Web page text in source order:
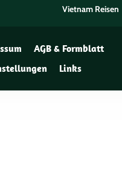
Vietnam Reisen
AGB & Formblatt
Links